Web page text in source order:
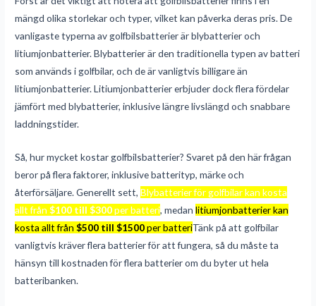
mängd olika storlekar och typer, vilket kan påverka deras pris. De
vanligaste typerna av golfbilsbatterier är blybatterier och
litiumjonbatterier. Blybatterier är den traditionella typen av batteri
som används i golfbilar, och de är vanligtvis billigare än
litiumjonbatterier. Litiumjonbatterier erbjuder dock flera fördelar
jämfört med blybatterier, inklusive längre livslängd och snabbare
laddningstider.
Så, hur mycket kostar golfbilsbatterier? Svaret på den här frågan
beror på flera faktorer, inklusive batterityp, märke och
återförsäljare. Generellt sett, Blybatterier för golfbilar kan kosta
allt från$100 till $300per batteri, medanlitiumjonbatterier kan
kosta allt från$500 till $1500per batteriTänk på att golfbilar
vanligtvis kräver flera batterier för att fungera, så du måste ta
hänsyn till kostnaden för flera batterier om du byter ut hela
batteribanken.